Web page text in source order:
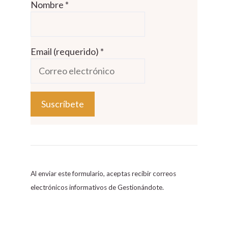
Nombre *
Email (requerido) *
o
s
t
Al enviar este formulario, aceptas recibir correos
electrónicos informativos de Gestionándote.